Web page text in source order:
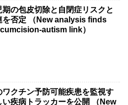
期の包皮切除と自閉症リスクと
を否定 （New analysis finds
autism link）
ワクチン予防可能疾患を監視す
い疾病トラッカーを公開 （New